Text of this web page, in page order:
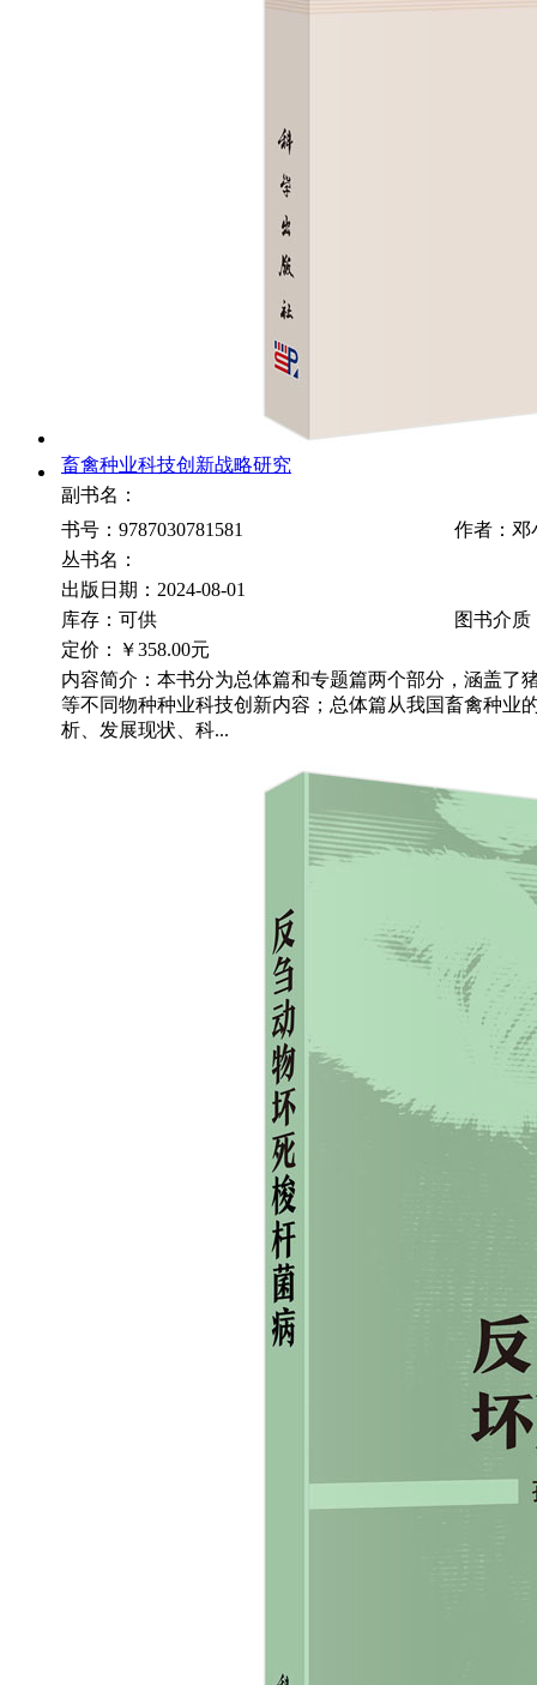
畜禽种业科技创新战略研究
副书名：
书号：9787030781581
作者：邓
丛书名：
出版日期：2024-08-01
库存：可供
图书介质
定价：
￥358.00元
内容简介：本书分为总体篇和专题篇两个部分，涵盖了
等不同物种种业科技创新内容；总体篇从我国畜禽种业
析、发展现状、科...